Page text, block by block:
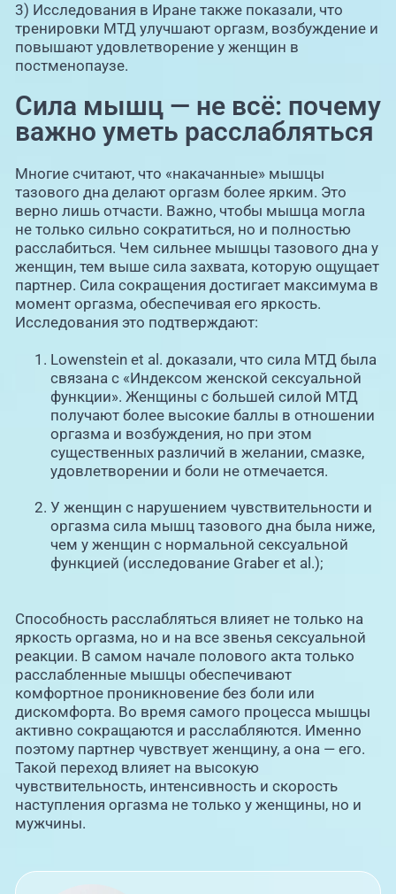
3) Исследования в Иране также показали, что
тренировки МТД улучшают оргазм, возбуждение и
повышают удовлетворение у женщин в
постменопаузе.
Сила мышц — не всё: почему
важно уметь расслабляться
Многие считают, что «накачанные» мышцы
тазового дна делают оргазм более ярким. Это
верно лишь отчасти. Важно, чтобы мышца могла
не только сильно сократиться, но и полностью
расслабиться. Чем сильнее мышцы тазового дна у
женщин, тем выше сила захвата, которую ощущает
партнер. Сила сокращения достигает максимума в
момент оргазма, обеспечивая его яркость.
Исследования это подтверждают:
Lowenstein et al. доказали, что сила МТД была
связана с «Индексом женской сексуальной
функции». Женщины с большей силой МТД
получают более высокие баллы в отношении
оргазма и возбуждения, но при этом
существенных различий в желании, смазке,
удовлетворении и боли не отмечается.
У женщин с нарушением чувствительности и
оргазма сила мышц тазового дна была ниже,
чем у женщин с нормальной сексуальной
функцией (исследование Graber et al.);
Способность расслабляться влияет не только на
яркость оргазма, но и на все звенья сексуальной
реакции. В самом начале полового акта только
расслабленные мышцы обеспечивают
комфортное проникновение без боли или
дискомфорта. Во время самого процесса мышцы
активно сокращаются и расслабляются. Именно
поэтому партнер чувствует женщину, а она — его.
Такой переход влияет на высокую
чувствительность, интенсивность и скорость
наступления оргазма не только у женщины, но и
мужчины.